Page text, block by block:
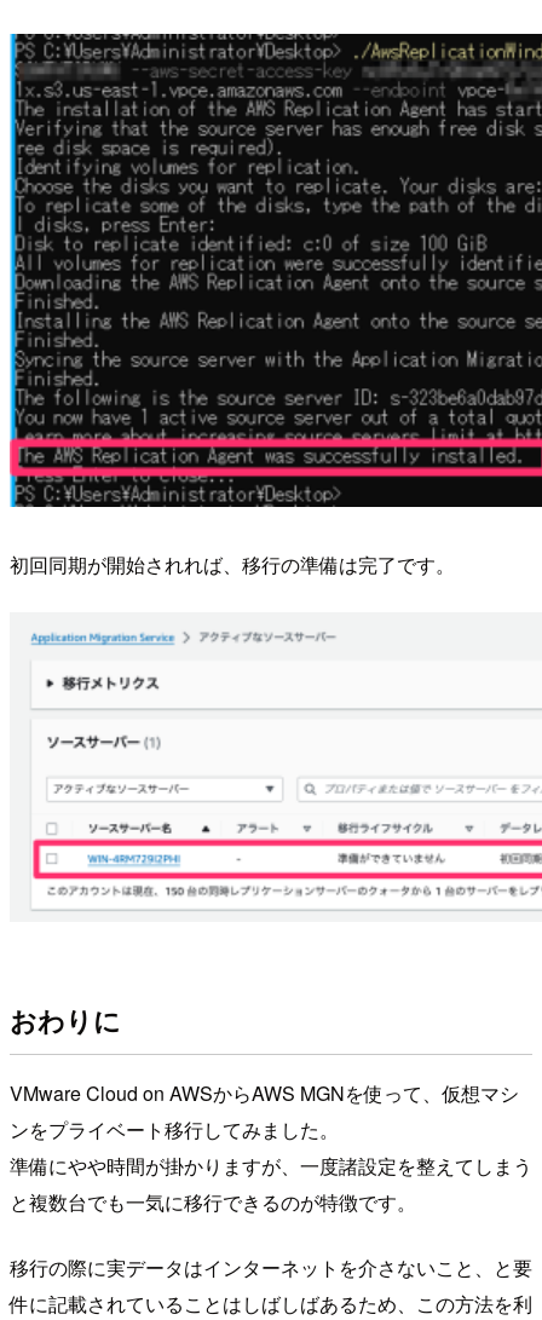
初回同期が開始されれば、移行の準備は完了です。
おわりに
VMware Cloud on AWSからAWS MGNを使って、仮想マシ
ンをプライベート移行してみました。
準備にやや時間が掛かりますが、一度諸設定を整えてしまう
と複数台でも一気に移行できるのが特徴です。
移行の際に実データはインターネットを介さないこと、と要
件に記載されていることはしばしばあるため、この方法を利